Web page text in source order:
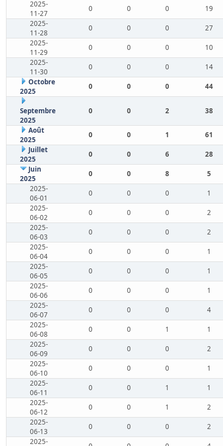
2025-
11-27
0 0 0
19
2025-
11-28
0 0 0
27
2025-
11-29
0 0 0
10
2025-
11-30
0 0 0
14
Octobre
2025
0 0 0 44
Septembre
2025
0 0 2 38
Août
2025
0 0 1
61
Juillet
2025
0 0 6
28
Juin
2025
0 0 8
5
2025-
06-01
0 0 0
1
2025-
06-02
0 0 0
2
2025-
06-03
0 0 0
2
2025-
06-04
0 0 0
1
2025-
06-05
0 0 0
1
2025-
06-06
0 0 0
1
2025-
06-07
0 0 0
4
2025-
06-08
0 0 1
1
2025-
06-09
0 0 0
2
2025-
06-10
0 0 0
1
2025-
06-11
0 0 1
1
2025-
06-12
0 0 1
2
2025-
06-13
0 0 0
2
2025-